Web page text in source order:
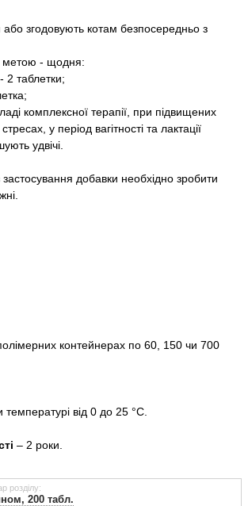
згодовують котам безпосередньо з
метою - щодня:
2 таблетки;
комплексної терапії, при підвищених
у період вагітності та лактації
удвічі.
застосування добавки необхідно зробити
контейнерах по 60, 150 чи 700
температурі від 0 до 25 °С.
– 2 роки.
розділу:
200 табл.